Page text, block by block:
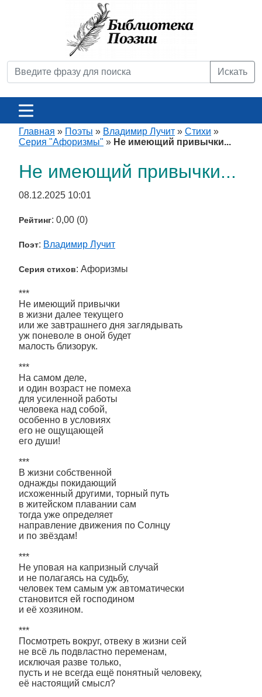
Искать
Главная » Поэты » Владимир Лучит » Стихи »
Серия "Афоризмы" » Не имеющий привычки...
Не имеющий привычки...
08.12.2025 10:01
Рейтинг: 0,00 (0)
Поэт: Владимир Лучит
Серия стихов: Афоризмы
***
Не имеющий привычки
в жизни далее текущего
или же завтрашнего дня заглядывать
уж поневоле в оной будет
малость близорук.
***
На самом деле,
и один возраст не помеха
для усиленной работы
человека над собой,
особенно в условиях
его не ощущающей
его души!
***
В жизни собственной
однажды покидающий
исхоженный другими, торный путь
в житейском плавании сам
тогда уже определяет
направление движения по Солнцу
и по звёздам!
***
Не уповая на капризный случай
и не полагаясь на судьбу,
человек тем самым уж автоматически
становится ей господином
и её хозяином.
***
Посмотреть вокруг, отвеку в жизни сей
не всё ль подвластно переменам,
исключая разве только,
пусть и не всегда ещё понятный человеку,
её настоящий смысл?